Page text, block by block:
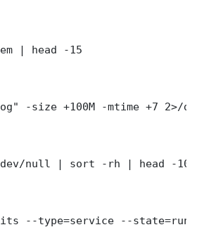
| head -15
-size +100M -mtime +7 2>/
null | sort -rh | head -10
--type=service --